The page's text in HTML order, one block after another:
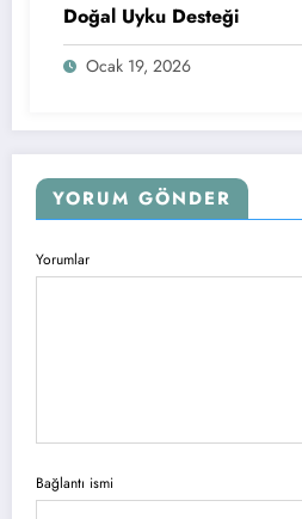
Doğal Uyku Desteği
Ocak 19, 2026
YORUM GÖNDER
Yorumlar
Bağlantı ismi